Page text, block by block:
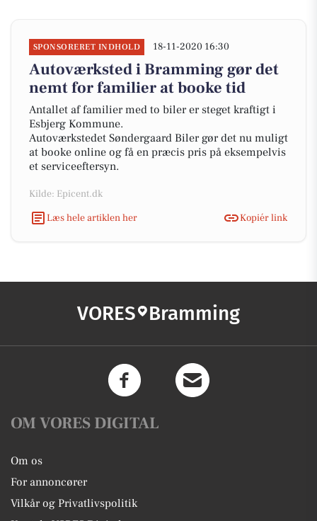
SPONSORERET INDHOLD 18-11-2020 16:30
Autoværksted i Bramming gør det
nemt for familier at booke tid
Antallet af familier med to biler er steget kraftigt i
Esbjerg Kommune.
Autoværkstedet Søndergaard Biler gør det nu muligt
at booke online og få en præcis pris på eksempelvis
et serviceeftersyn.
Kilde: Epicent.dk
Læs hele artiklen her
Kopiér link
VORES Bramming
OM VORES DIGITAL
Om os
For annoncører
Vilkår og Privatlivspolitik